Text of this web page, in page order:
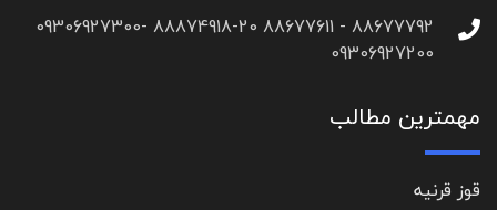
88677792 - 88677611 88874918-20 09306927300-
09306927200
مهمترین مطالب
قوز قرنیه